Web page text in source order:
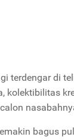
terdengar di
kolektibilitas
bagus